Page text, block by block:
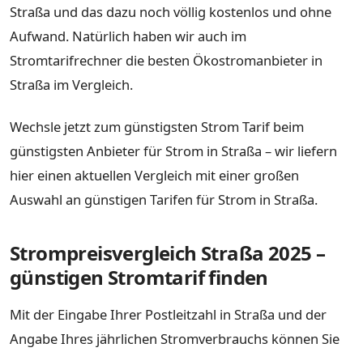
Straßa und das dazu noch völlig kostenlos und ohne
Aufwand. Natürlich haben wir auch im
Stromtarifrechner die besten Ökostromanbieter in
Straßa im Vergleich.
Wechsle jetzt zum günstigsten Strom Tarif beim
günstigsten Anbieter für Strom in Straßa – wir liefern
hier einen aktuellen Vergleich mit einer großen
Auswahl an günstigen Tarifen für Strom in Straßa.
Strompreisvergleich Straßa 2025 –
günstigen Stromtarif finden
Mit der Eingabe Ihrer Postleitzahl in Straßa und der
Angabe Ihres jährlichen Stromverbrauchs können Sie